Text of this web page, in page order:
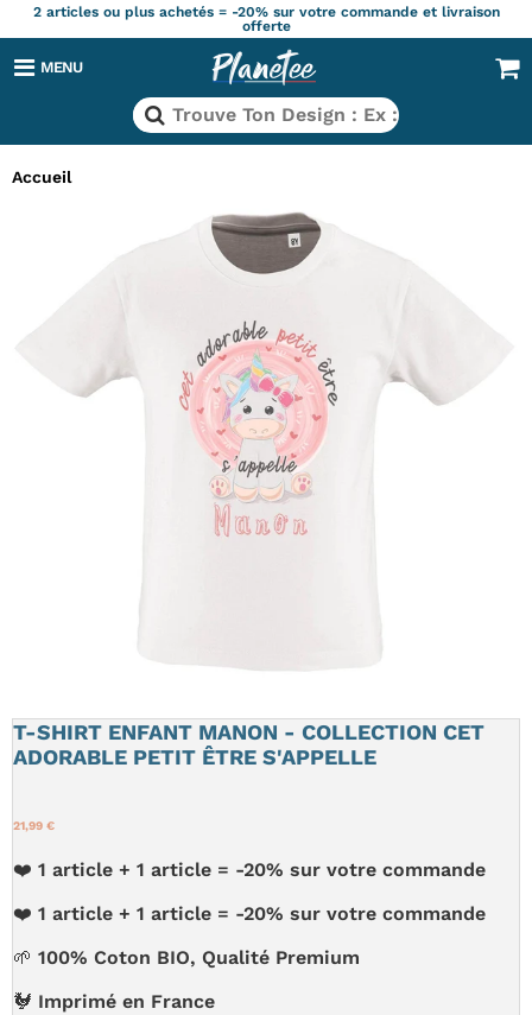
2 articles ou plus achetés = -20% sur votre commande et livraison
offerte
MENU
Accueil
T-SHIRT ENFANT MANON - COLLECTION CET
ADORABLE PETIT ÊTRE S'APPELLE
21,99 €
❤️ 1 article + 1 article = -20% sur votre commande
❤️ 1 article + 1 article = -20% sur votre commande
🌱 100% Coton BIO, Qualité Premium
🐓 Imprimé en France